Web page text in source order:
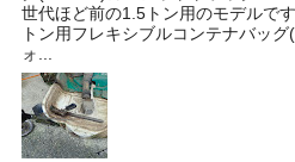
世代ほど前の1.5トン用のモデルで
トン用フレキシブルコンテナバッ
ォ...